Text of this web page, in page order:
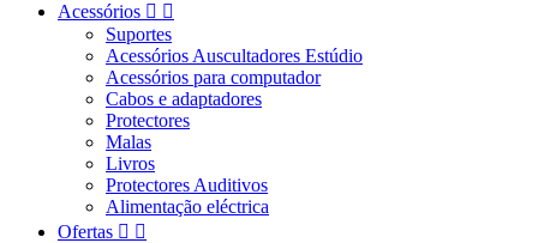
Acessórios  
Suportes
Acessórios Auscultadores Estúdio
Acessórios para computador
Cabos e adaptadores
Protectores
Malas
Livros
Protectores Auditivos
Alimentação eléctrica
Ofertas  